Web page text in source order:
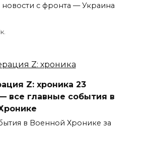
с фронта — Украина
Z: хроника 23
все главные события в
в Военной Хронике за